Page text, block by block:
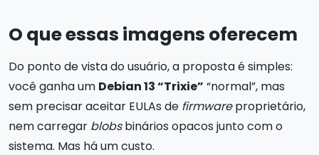
O que essas imagens oferecem
Do ponto de vista do usuário, a proposta é simples:
você ganha um Debian 13 “Trixie” “normal”, mas
sem precisar aceitar EULAs de firmwareproprietário,
nem carregar blobsbinários opacos junto com o
sistema. Mas há um custo.